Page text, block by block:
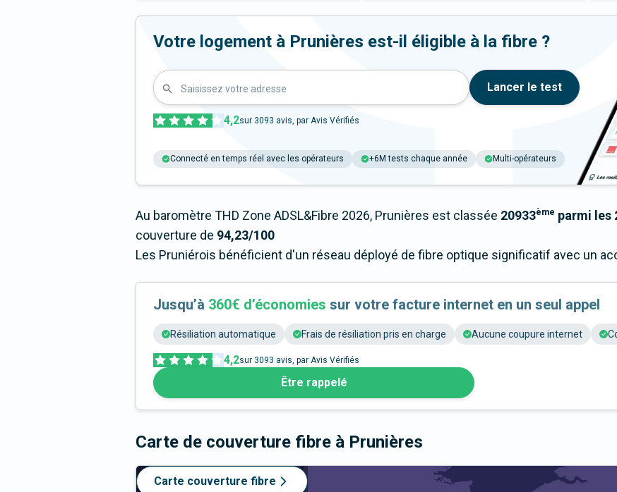
Votre logement à Prunières est-il éligible à la fibre ?
Saisissez votre adresse Lancer le test
4,2sur 3093 avis, par Avis Vérifiés
Connecté en temps réel avec les opérateurs +6M tests chaque année Multi-opérateurs
Au baromètre THD Zone ADSL&Fibre 2026, Prunières est classée 20933ème parmi les
couverture de 94,23/100
Les Pruniérois bénéficient d'un réseau déployé de fibre optique significatif avec un
Jusqu’à 360€ d’économies sur votre facture internet en un seul appel
Résiliation automatique Frais de résiliation pris en charge Aucune coupure internet
4,2sur 3093 avis, par Avis Vérifiés
Être rappelé
Carte de couverture fibre à Prunières
Carte couverture fibre